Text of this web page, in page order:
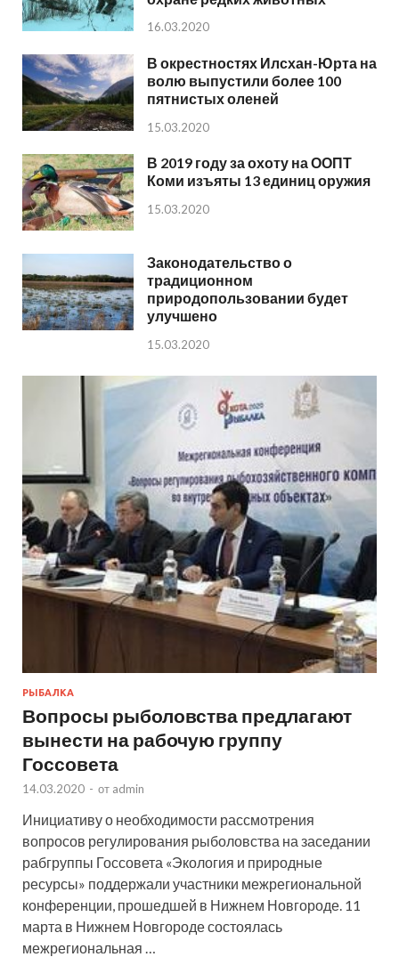
16.03.2020
В окрестностях Илсхан-Юрта на
волю выпустили более 100
пятнистых оленей
15.03.2020
В 2019 году за охоту на ООПТ
Коми изъяты 13 единиц оружия
15.03.2020
Законодательство о
традиционном
природопользовании будет
улучшено
15.03.2020
РЫБАЛКА
Вопросы рыболовства предлагают
вынести на рабочую группу
Госсовета
14.03.2020 - от admin
Инициативу о необходимости рассмотрения
вопросов регулирования рыболовства на заседании
рабгруппы Госсовета «Экология и природные
ресурсы» поддержали участники межрегиональной
конференции, прошедшей в Нижнем Новгороде. 11
марта в Нижнем Новгороде состоялась
межрегиональная …